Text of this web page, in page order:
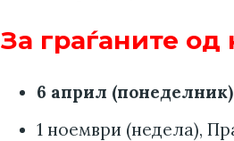
За граѓаните
6 aприл
1 ноември (недела),